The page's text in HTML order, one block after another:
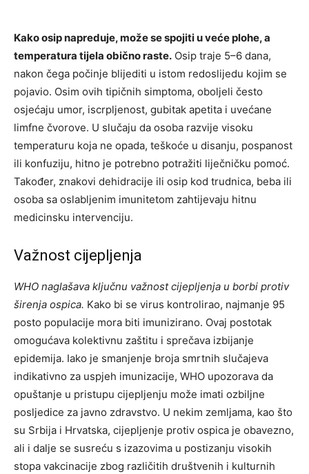
Kako osip napreduje, može se spojiti u veće plohe, a
temperatura tijela obično raste. Osip traje 5–6 dana,
nakon čega počinje blijediti u istom redoslijedu kojim se
pojavio. Osim ovih tipičnih simptoma, oboljeli često
osjećaju umor, iscrpljenost, gubitak apetita i uvećane
limfne čvorove. U slučaju da osoba razvije visoku
temperaturu koja ne opada, teškoće u disanju, pospanost
ili konfuziju, hitno je potrebno potražiti liječničku pomoć.
Također, znakovi dehidracije ili osip kod trudnica, beba ili
osoba sa oslabljenim imunitetom zahtijevaju hitnu
medicinsku intervenciju.
Važnost cijepljenja
WHO naglašava ključnu važnost cijepljenja u borbi protiv
širenja ospica. Kako bi se virus kontrolirao, najmanje 95
posto populacije mora biti imunizirano. Ovaj postotak
omogućava kolektivnu zaštitu i sprečava izbijanje
epidemija. Iako je smanjenje broja smrtnih slučajeva
indikativno za uspjeh imunizacije, WHO upozorava da
opuštanje u pristupu cijepljenju može imati ozbiljne
posljedice za javno zdravstvo. U nekim zemljama, kao što
su Srbija i Hrvatska, cijepljenje protiv ospica je obavezno,
ali i dalje se susreću s izazovima u postizanju visokih
stopa vakcinacije zbog različitih društvenih i kulturnih